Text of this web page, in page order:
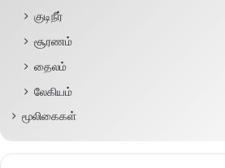
குடிநீர்
சூரணம்
தைலம்
லேகியம்
மூலிகைகள்